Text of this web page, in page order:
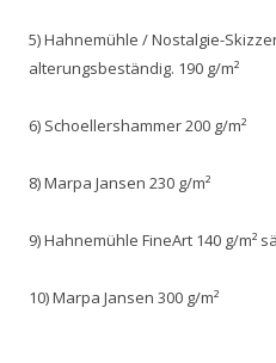
5) Hahnemühle / Nostalgie-
alterungsbeständig. 190 g/m²
6) Schoellershammer 200 g/m²
8) Marpa Jansen 230 g/m²
9) Hahnemühle FineArt 140 g/m²
10) Marpa Jansen 300 g/m²